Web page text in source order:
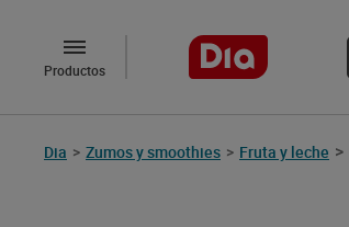
Productos
Dia > Zumos y smoothies > Fruta y leche >